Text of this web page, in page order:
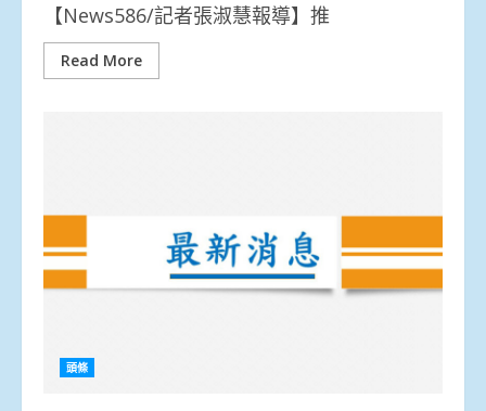
【News586/記者張淑慧報導】推
Read More
頭條